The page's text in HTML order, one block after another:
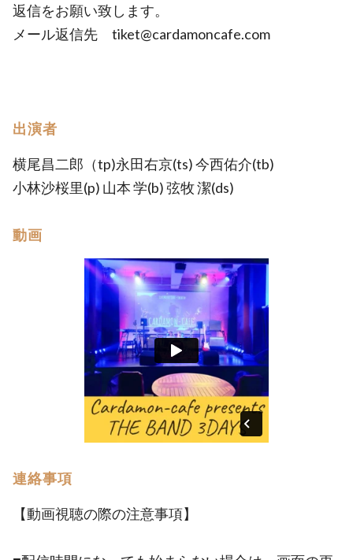
返信をお願い致します。
メール返信先 tiket@cardamoncafe.com
出演者
横尾昌二郎（tp)永田右京(ts) 今西佑介(tb)
小林沙桜里(p) 山本 学(b) 弦牧 潔(ds)
動画
連絡事項
【動画視聴の際の注意事項】